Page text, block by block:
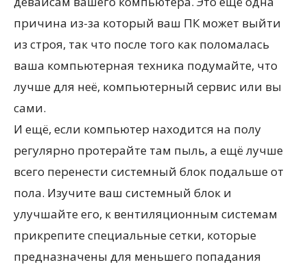
причина из-за который ваш ПК может выйти
из строя, так что после того как поломалась
ваша компьютерная техника подумайте, что
лучше для неё, компьютерный сервис или вы
сами.
И ещё, если компьютер находится на полу
регулярно протерайте там пыль, а ещё лучше
всего перенести системный блок подальше от
пола. Изучите ваш системный блок и
улучшайте его, к вентиляционным системам
прикрепите специальные сетки, которые
предназначены для меньшего попадания